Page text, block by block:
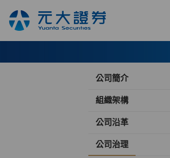
公司簡介
組織架構
公司沿革
公司治理